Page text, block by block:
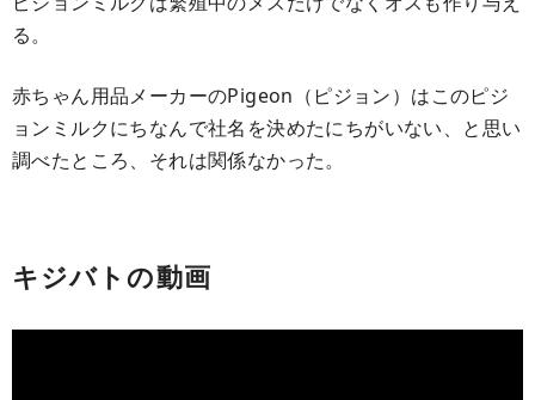
る。
赤ちゃん用品メーカーのPigeon（ピジョン）はこのピジ
ョンミルクにちなんで社名を決めたにちがいない、と思い
調べたところ、それは関係なかった。
キジバトの動画